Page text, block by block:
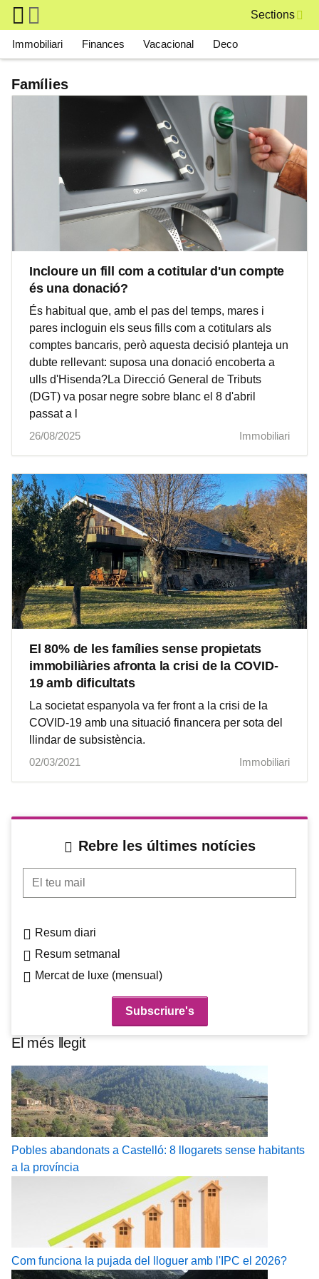
Skip to main content
Sections
Main navigation
Immobiliari Finances Vacacional Deco
Famílies
Incloure un fill com a cotitular d'un compte
és una donació?
És habitual que, amb el pas del temps, mares i
pares incloguin els seus fills com a cotitulars als
comptes bancaris, però aquesta decisió planteja un
dubte rellevant: suposa una donació encoberta a
ulls d'Hisenda?La Direcció General de Tributs
(DGT) va posar negre sobre blanc el 8 d'abril
passat a l
26/08/2025
Immobiliari
El 80% de les famílies sense propietats
immobiliàries afronta la crisi de la COVID-
19 amb dificultats
La societat espanyola va fer front a la crisi de la
COVID-19 amb una situació financera per sota del
llindar de subsistència.
02/03/2021
Immobiliari
Rebre les últimes notícies
El teu mail
Resum diari
Resum setmanal
Mercat de luxe (mensual)
El més llegit
Pobles abandonats a Castelló: 8 llogarets sense habitants
a la província
Com funciona la pujada del lloguer amb l'IPC el 2026?